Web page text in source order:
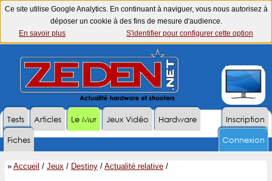
Ce site utilise Google Analytics. En continuant à naviguer, vous nous autorisez à
déposer un cookie à des fins de mesure d'audience.
En savoir plus
S'identifier pour configurer cette option
Inscription
Tests Articles Le Mur Jeux Vidéo
Hardware
Fiches
Connexion
» Accueil / Jeux / Destiny / Actualité relative /